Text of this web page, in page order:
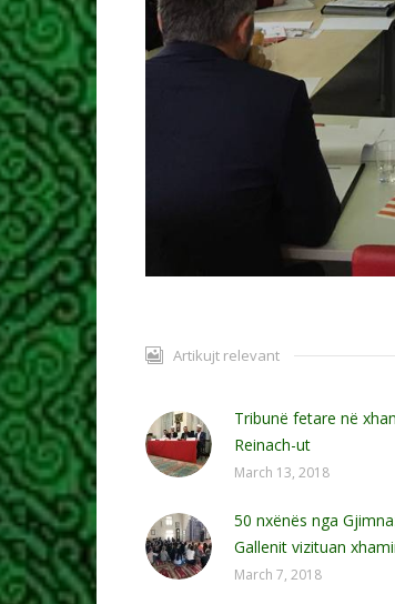
Artikujt relevant
Tribunë fetare në
Reinach-ut
March 13, 2018
50 nxënës nga
Gallenit vizituan
March 7, 2018